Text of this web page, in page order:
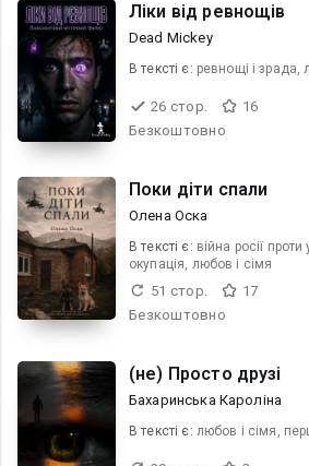
Ліки від ревнощів
Dead Mickey
В текcті є: ревнощі і зрада,
26 стор.
16
Безкоштовно
Поки діти спали
Олена Оска
В текcті є: війна росії
окупація, любов і сімя
51 стор.
17
Безкоштовно
(не) Просто друзі
Бахаринська Кароліна
В текcті є: любов і сімя,